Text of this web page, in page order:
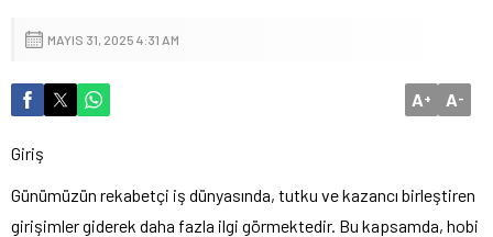
MAYIS 31, 2025 4:31 AM
A+ A-
Giriş
Günümüzün rekabetçi iş dünyasında, tutku ve kazancı birleştiren
girişimler giderek daha fazla ilgi görmektedir. Bu kapsamda, hobi